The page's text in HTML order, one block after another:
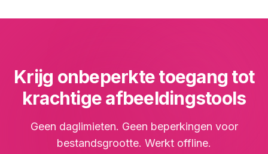
Krijg onbeperkte toegang tot
krachtige afbeeldingstools
Geen daglimieten. Geen beperkingen voor
bestandsgrootte. Werkt offline.